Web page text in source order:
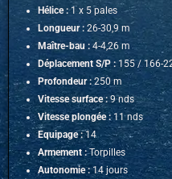
Hélice :1 x 5 pales
Longueur : 26-30,9 m
Maître-bau : 4-4,26 m
Déplacement S/P :155 / 166-
Profondeur :250 m
Vitesse surface : 9 nds
Vitesse plongée :11 nds
Equipage :14
Armement :Torpilles
Autonomie :14 jours